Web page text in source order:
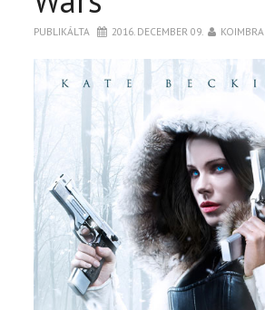
PUBLIKÁLTA 2016. DECEMBER 09. KOIMBRA